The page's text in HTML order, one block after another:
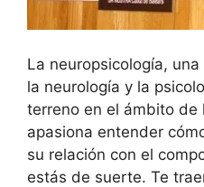
La neuropsicología,
la neurología y la
terreno en el ámbito de
apasiona entender
su relación con el
estás de suerte. Te